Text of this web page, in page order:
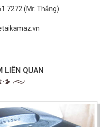
(Mr. Thắng)
LIÊN QUAN